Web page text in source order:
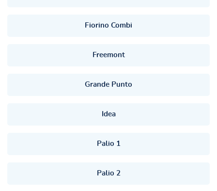
Fiorino Combi
Freemont
Grande Punto
Idea
Palio 1
Palio 2